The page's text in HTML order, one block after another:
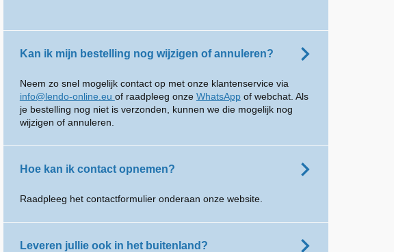
Kan ik mijn bestelling nog wijzigen of annuleren?
Neem zo snel mogelijk contact op met onze klantenservice via
info@lendo-online.eu of raadpleeg onze WhatsAppof webchat. Als
je bestelling nog niet is verzonden, kunnen we die mogelijk nog
wijzigen of annuleren.
Hoe kan ik contact opnemen?
Raadpleeg het contactformulier onderaan onze website.
Leveren jullie ook in het buitenland?